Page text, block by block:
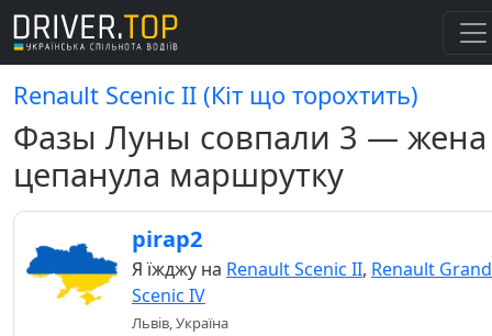
Renault Scenic II (Кіт що торохтить)
Фазы Луны совпали 3 — жена
цепанула маршрутку
pirap2
Я їжджу на Renault Scenic II, Renault Grand
Scenic IV
Львів, Україна